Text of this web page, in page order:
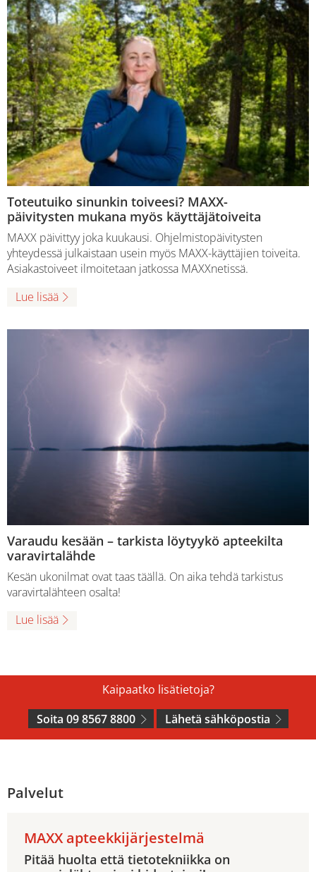
Toteutuiko sinunkin toiveesi? MAXX-
päivitysten mukana myös käyttäjätoiveita
MAXX päivittyy joka kuukausi. Ohjelmistopäivitysten
yhteydessä julkaistaan usein myös MAXX-käyttäjien toiveita.
Asiakastoiveet ilmoitetaan jatkossa MAXXnetissä.
Lue lisää
Varaudu kesään – tarkista löytyykö apteekilta
varavirtalähde
Kesän ukonilmat ovat taas täällä. On aika tehdä tarkistus
varavirtalähteen osalta!
Lue lisää
Kaipaatko lisätietoja?
Soita 09 8567 8800
Lähetä sähköpostia
Palvelut
MAXX apteekkijärjestelmä
Pitää huolta että tietotekniikka on